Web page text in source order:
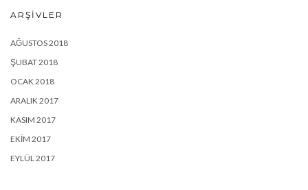
ARŞIVLER
AĞUSTOS 2018
ŞUBAT 2018
OCAK 2018
ARALIK 2017
KASIM 2017
EKIM 2017
EYLÜL 2017